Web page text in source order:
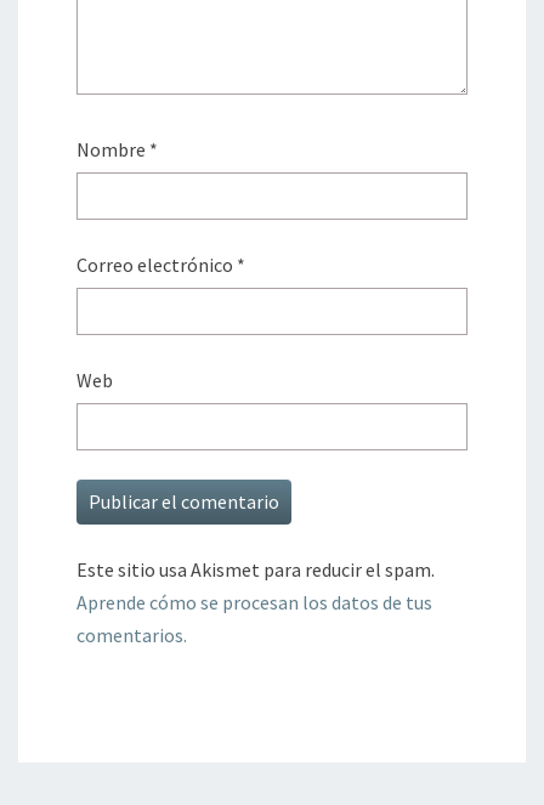
Nombre *
Correo electrónico *
Web
Este sitio usa Akismet para reducir el spam.
Aprende cómo se procesan los datos de tus
comentarios.